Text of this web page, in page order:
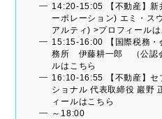
14:20-15:05 【不動産】新
ーポレーション) エミ・ス
アルティ) >プロフィールは
15:15-16:00 【国際税務・
務所 伊藤耕一郎 （公認
ルはこちら
16:10-16:55 【不動産】セ
ショナル 代表取締役 巖野
ィールはこちら
～18:00